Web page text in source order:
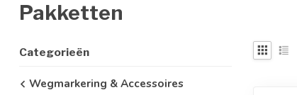
Pakketten
Categorieën
Wegmarkering & Accessoires